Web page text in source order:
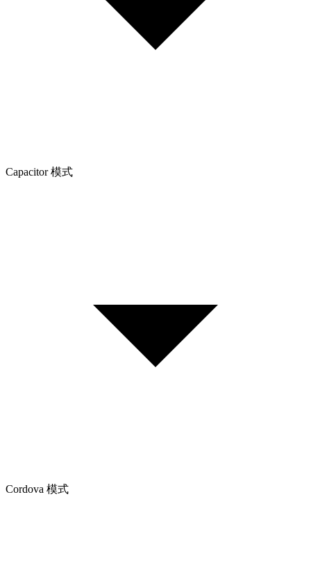
Capacitor 模式
Cordova 模式